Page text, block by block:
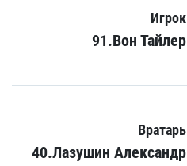
Игрок
91.Вон Тайлер
Вратарь
40.Лазушин Александр